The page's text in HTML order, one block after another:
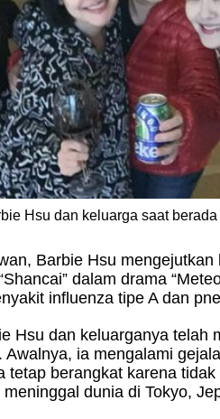
Hsu dan keluarga saat
Barbie Hsu
dalam drama
influenza tipe A dan
Hsu dan keluarganya telah
ia mengalami
tetap berangkat karena
dunia di Tokyo,